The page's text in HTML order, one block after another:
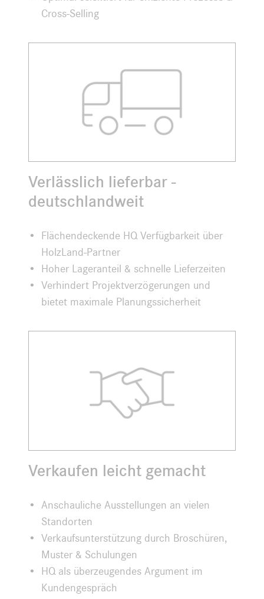
Cross-Selling
Verlässlich lieferbar -
deutschlandweit
Flächendeckende HQ Verfügbarkeit über
HolzLand-Partner
Hoher Lageranteil & schnelle Lieferzeiten
Verhindert Projektverzögerungen und
bietet maximale Planungssicherheit
Verkaufen leicht gemacht
Anschauliche Ausstellungen an vielen
Standorten
Verkaufsunterstützung durch Broschüren,
Muster & Schulungen
HQ als überzeugendes Argument im
Kundengespräch